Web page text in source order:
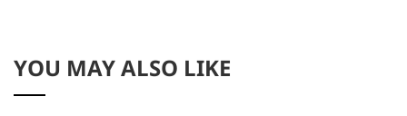
YOU MAY ALSO LIKE